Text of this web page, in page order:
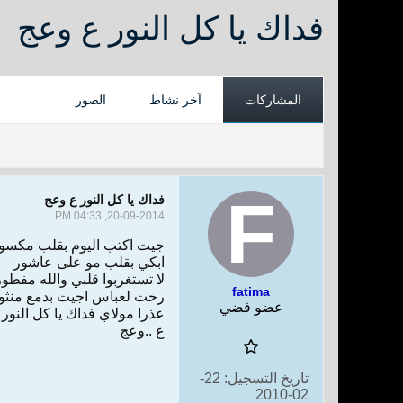
فداك يا كل النور ع وعج
المشاركات آخر نشاط الصور
fatima
عضو فضي
تاريخ التسجيل:
22-
02-2010
فداك يا كل النور ع وعج
20-09-2014, 04:33 PM
جيت اكتب اليوم بقلب
ابكي بقلب مو على عاشور
لا تستغربوا قلبي والله مفطور
رحت لعباس اجيت بدمع
عذرا مولاي فداك يا كل النور
ع ..وعج